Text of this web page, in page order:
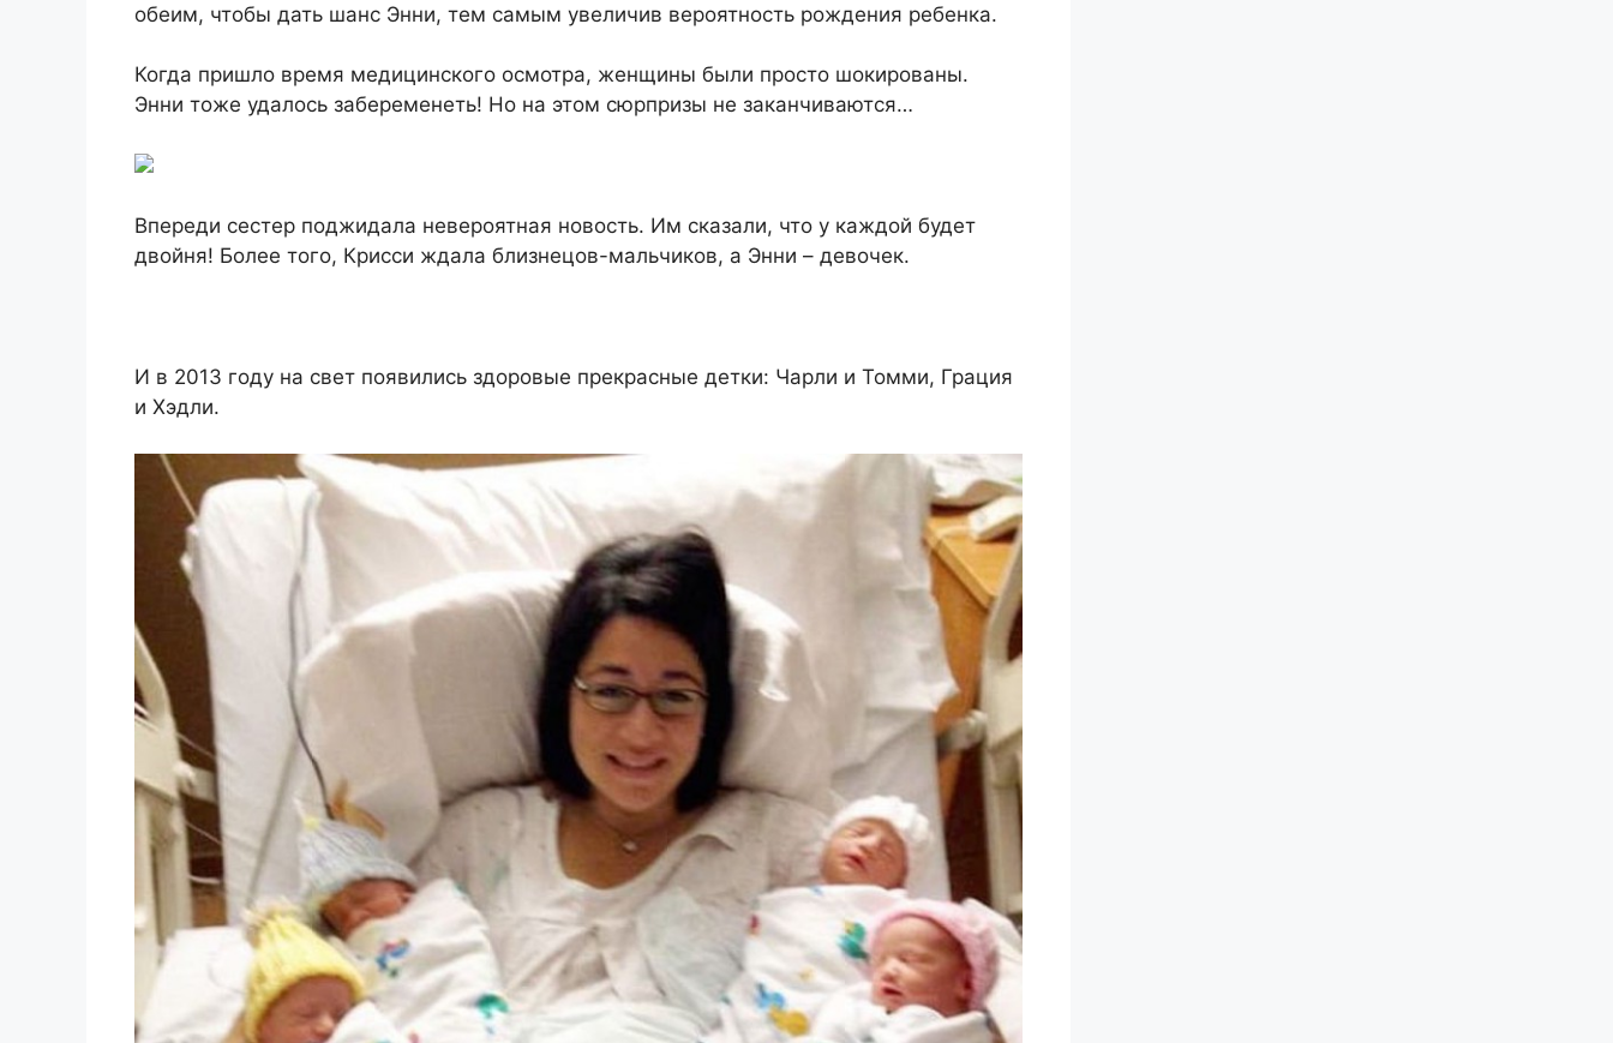
обеим, чтобы дать шанс Энни, тем самым увеличив вероятность рождения ребенка.
Когда пришло время медицинского осмотра, женщины были просто шокированы.
Энни тоже удалось забеременеть! Но на этом сюрпризы не заканчиваются…
Впереди сестер поджидала невероятная новость. Им сказали, что у каждой будет
двойня! Более того, Крисси ждала близнецов-мальчиков, а Энни – девочек.
И в 2013 году на свет появились здоровые прекрасные детки: Чарли и Томми, Грация
и Хэдли.